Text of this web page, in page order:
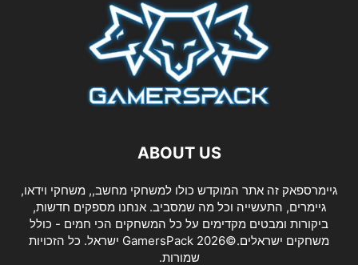
ABOUT US
גיימרספאק זה אתר המוקדש כולו למשחקי מחשב,, משחקי וידאו,
גיימרים, התעשייה וכל מה שמסביב. אנחנו מספקים חדשות,
ביקורות ומבטים מקדימים על כל המשחקים הכי חמים - כולל
משחקים ישראלים.©2026 GamersPack ישראל. כל הזכויות
שמורות.